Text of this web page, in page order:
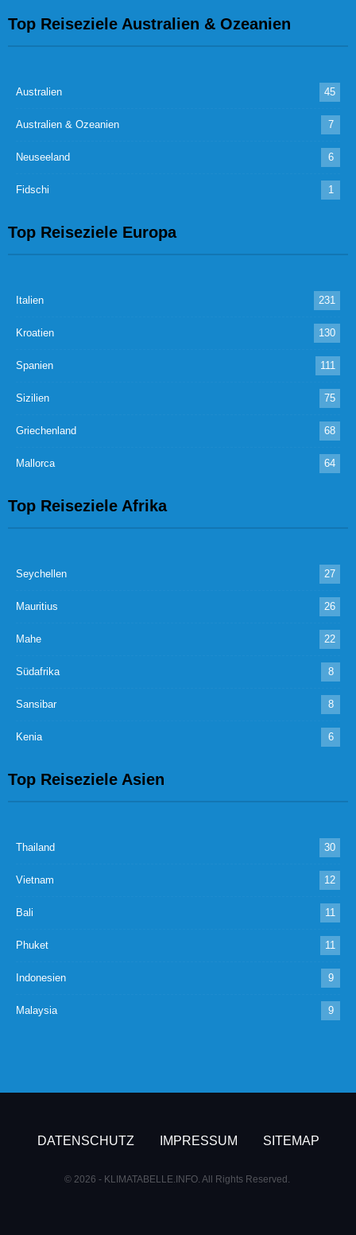
Top Reiseziele Australien & Ozeanien
Australien 45
Australien & Ozeanien 7
Neuseeland 6
Fidschi 1
Top Reiseziele Europa
Italien 231
Kroatien 130
Spanien 111
Sizilien 75
Griechenland 68
Mallorca 64
Top Reiseziele Afrika
Seychellen 27
Mauritius 26
Mahe 22
Südafrika 8
Sansibar 8
Kenia 6
Top Reiseziele Asien
Thailand 30
Vietnam 12
Bali 11
Phuket 11
Indonesien 9
Malaysia 9
DATENSCHUTZ IMPRESSUM SITEMAP
© 2026 - KLIMATABELLE.INFO. All Rights Reserved.